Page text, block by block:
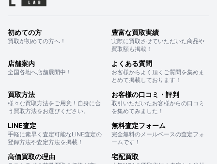
初めての方
買取が初めての方へ！
豊富な買取実績
実際に買取させていただいた商品や
買取額も掲載！
店舗案内
全国各地へ店舗展開中！
よくある質問
お客様からよく頂くご質問を集めま
とめて掲載しております！
買取方法
様々な買取方法をご用意！自身に合
う買取方法をお選びください。
お客様の口コミ・評判
取引いただいたお客様からの口コミ
を集めてみました！
LINE査定
手軽に素早く査定可能なLINE査定の
登録方法や査定方法を掲載！
無料査定フォーム
完全無料のメールベースの査定フォ
ームです！
高価買取の理由 宅配買取